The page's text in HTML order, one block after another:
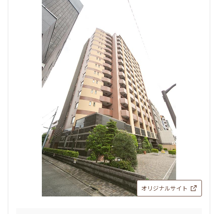
一覧から選び直す
選び方を変更する
検索対象お部屋数
7件
お部屋を再検索
検索結果の絞り込み
〜
オリジナルサイト